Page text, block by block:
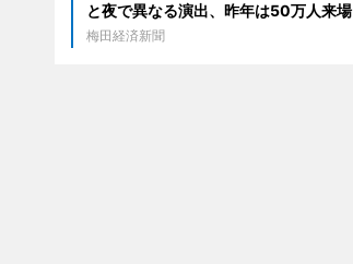
と夜で異なる演出、昨年は50万人来場
梅田経済新聞